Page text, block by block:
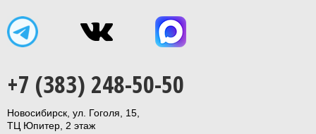
+7 (383) 248-50-50
Новосибирск, ул. Гоголя, 15,
ТЦ Юпитер, 2 этаж